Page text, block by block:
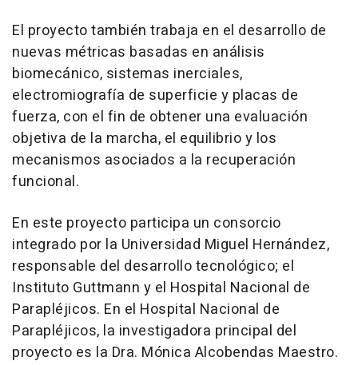
El proyecto también trabaja en el desarrollo de
nuevas métricas basadas en análisis
biomecánico, sistemas inerciales,
electromiografía de superficie y placas de
fuerza, con el fin de obtener una evaluación
objetiva de la marcha, el equilibrio y los
mecanismos asociados a la recuperación
funcional.
En este proyecto participa un consorcio
integrado por la Universidad Miguel Hernández,
responsable del desarrollo tecnológico; el
Instituto Guttmann y el Hospital Nacional de
Parapléjicos. En el Hospital Nacional de
Parapléjicos, la investigadora principal del
proyecto es la Dra. Mónica Alcobendas Maestro.